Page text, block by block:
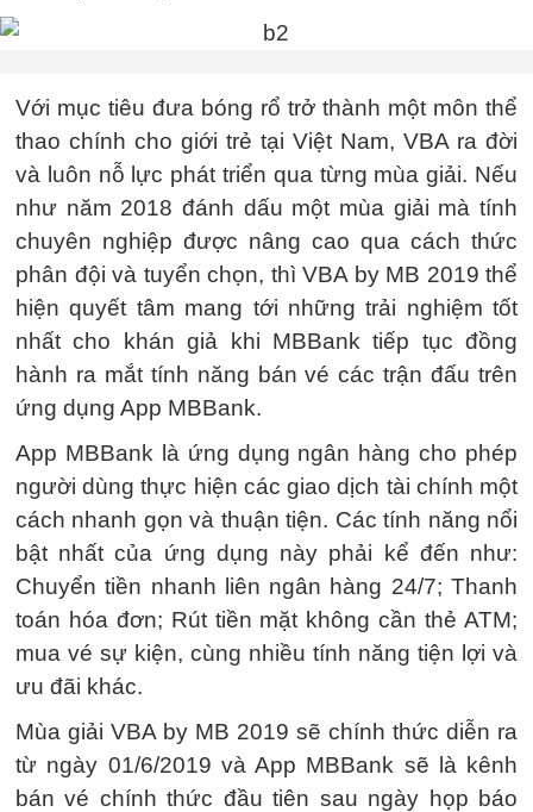
Với mục tiêu đưa bóng rổ trở thành một môn thể
thao chính cho giới trẻ tại Việt Nam, VBA ra đời
và luôn nỗ lực phát triển qua từng mùa giải. Nếu
như năm 2018 đánh dấu một mùa giải mà tính
chuyên nghiệp được nâng cao qua cách thức
phân đội và tuyển chọn, thì VBA by MB 2019 thể
hiện quyết tâm mang tới những trải nghiệm tốt
nhất cho khán giả khi MBBank tiếp tục đồng
hành ra mắt tính năng bán vé các trận đấu trên
ứng dụng App MBBank.
App MBBank là ứng dụng ngân hàng cho phép
người dùng thực hiện các giao dịch tài chính một
cách nhanh gọn và thuận tiện. Các tính năng nổi
bật nhất của ứng dụng này phải kể đến như:
Chuyển tiền nhanh liên ngân hàng 24/7; Thanh
toán hóa đơn; Rút tiền mặt không cần thẻ ATM;
mua vé sự kiện, cùng nhiều tính năng tiện lợi và
ưu đãi khác.
Mùa giải VBA by MB 2019 sẽ chính thức diễn ra
từ ngày 01/6/2019 và App MBBank sẽ là kênh
bán vé chính thức đầu tiên sau ngày họp báo